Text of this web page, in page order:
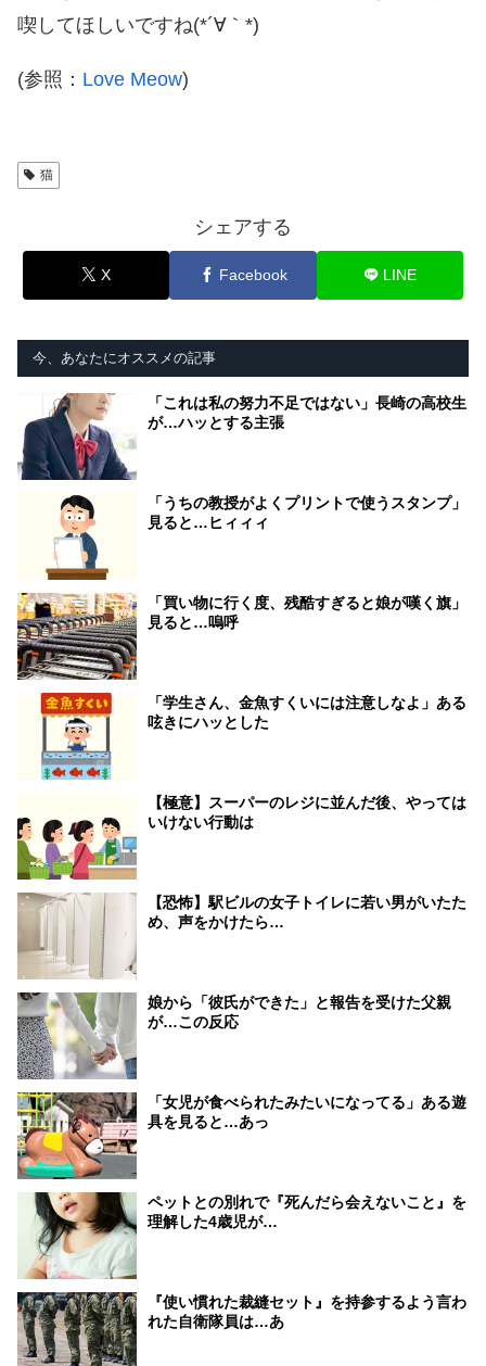
喫してほしいですね(*´∀｀*)
(参照： Love Meow)
猫
シェアする
X Facebook LINE
今、あなたにオススメの記事
「これは私の努力不足ではない」長崎の高校生
が…ハッとする主張
「うちの教授がよくプリントで使うスタンプ」
見ると…ヒィィィ
「買い物に行く度、残酷すぎると娘が嘆く旗」
見ると…嗚呼
「学生さん、金魚すくいには注意しなよ」ある
呟きにハッとした
【極意】スーパーのレジに並んだ後、やっては
いけない行動は
【恐怖】駅ビルの女子トイレに若い男がいたた
め、声をかけたら…
娘から「彼氏ができた」と報告を受けた父親
が…この反応
「女児が食べられたみたいになってる」ある遊
具を見ると…あっ
ペットとの別れで『死んだら会えないこと』を
理解した4歳児が…
『使い慣れた裁縫セット』を持参するよう言わ
れた自衛隊員は…あ